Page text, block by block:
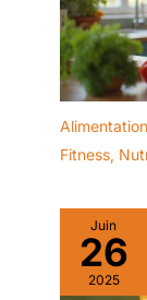
Fitness,
Juin
26
2025